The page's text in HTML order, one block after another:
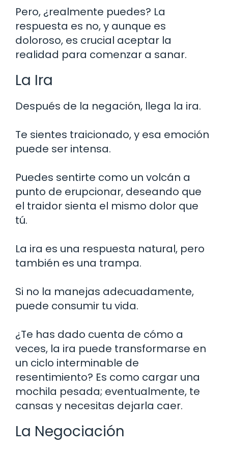
Pero, ¿realmente puedes? La
respuesta es no, y aunque es
doloroso, es crucial aceptar la
realidad para comenzar a sanar.
La Ira
Después de la negación, llega la ira.
Te sientes traicionado, y esa emoción
puede ser intensa.
Puedes sentirte como un volcán a
punto de erupcionar, deseando que
el traidor sienta el mismo dolor que
tú.
La ira es una respuesta natural, pero
también es una trampa.
Si no la manejas adecuadamente,
puede consumir tu vida.
¿Te has dado cuenta de cómo a
veces, la ira puede transformarse en
un ciclo interminable de
resentimiento? Es como cargar una
mochila pesada; eventualmente, te
cansas y necesitas dejarla caer.
La Negociación